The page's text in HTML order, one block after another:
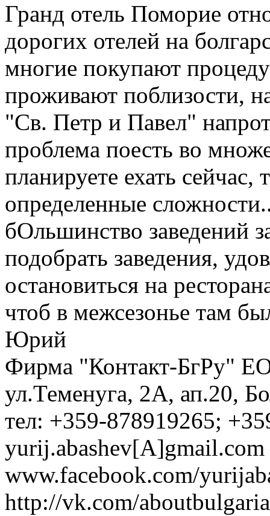
Гранд отель Поморие
дорогих отелей на
многие покупают
проживают поблизости,
"Св. Петр и Павел"
проблема поесть во
планируете ехать сейчас,
определенные
бОльшинство заведений
подобрать заведения,
остановиться на
чтоб в межсезонье там
Юрий
Фирма "Контакт-БгРу"
ул.Теменуга, 2А, ап.20,
тел: +359-878919265;
yurij.abashev[A]gmail.com
www.facebook.com/
http://vk.com/aboutbulgaria